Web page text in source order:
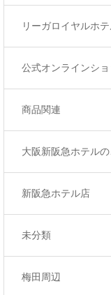
リーガロイヤルホ
公式オンラインシ
商品関連
大阪新阪急ホテルの
新阪急ホテル店
未分類
梅田周辺